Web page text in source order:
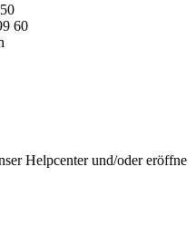
60
Helpcenter und/oder eröffne